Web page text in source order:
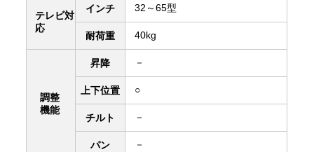
テレビ対
応
インチ 32～65型
耐荷重 40kg
調整
機能
昇降 －
上下位置 ○
チルト －
パン －